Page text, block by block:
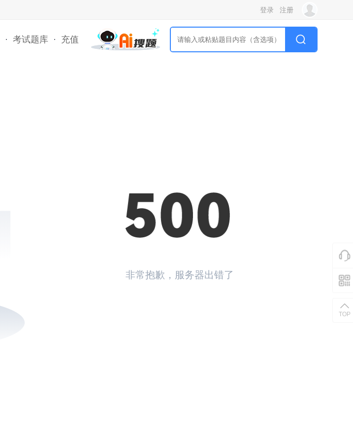
登录 注册
· 考试题库 · 充值
非常抱歉，服务器出错了
TOP